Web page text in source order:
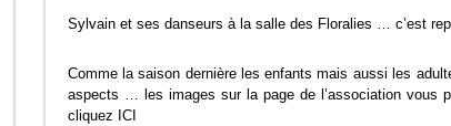
Complicité
et
en
musique
Sylvain et ses danseurs à la salle des Floralies … c’est
Comme la saison dernière les enfants mais aussi les
aspects … les images sur la page de l’association vous
cliquez ICI